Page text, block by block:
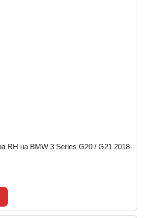
RH на BMW 3 Series G20 / G21 2018-